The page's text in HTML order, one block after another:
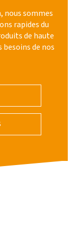
nous sommes
rapides du
de haute
de nos